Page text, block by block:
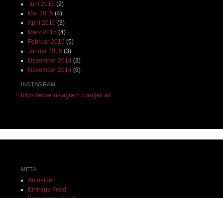
Juni 2015 (2)
Mai 2015 (4)
April 2015 (3)
März 2015 (4)
Februar 2015 (5)
Januar 2015 (3)
Dezember 2014(3)
November 2014(6)
INSTAGRAM
https://www.instagram.com/jafi.at/
META
Anmelden
Eintrags-Feed